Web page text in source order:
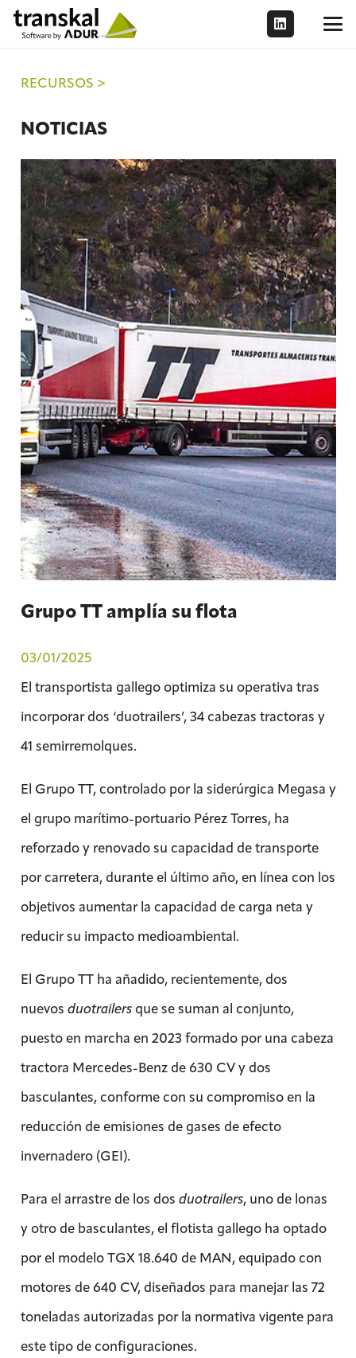
RECURSOS >
NOTICIAS
Grupo TT amplía su flota
03/01/2025
El transportista gallego optimiza su operativa tras
incorporar dos ‘duotrailers’, 34 cabezas tractoras y
41 semirremolques.
El Grupo TT, controlado por la siderúrgica Megasa y
el grupo marítimo-portuario Pérez Torres, ha
reforzado y renovado su capacidad de transporte
por carretera, durante el último año, en línea con los
objetivos aumentar la capacidad de carga neta y
reducir su impacto medioambiental.
El Grupo TT ha añadido, recientemente, dos
nuevos duotrailersque se suman al conjunto,
puesto en marcha en 2023 formado por una cabeza
tractora Mercedes-Benz de 630 CV y dos
basculantes, conforme con su compromiso en la
reducción de emisiones de gases de efecto
invernadero (GEI).
Para el arrastre de los dos duotrailers, uno de lonas
y otro de basculantes, el flotista gallego ha optado
por el modelo TGX 18.640 de MAN, equipado con
motores de 640 CV, diseñados para manejar las 72
toneladas autorizadas por la normativa vigente para
este tipo de configuraciones.